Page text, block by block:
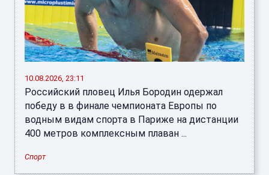
10.08.2026, 23:11
Российский пловец Илья Бородин одержал
победу в в финале чемпионата Европы по
водным видам спорта в Париже на дистанции
400 метров комплексным плаван ...
Спорт